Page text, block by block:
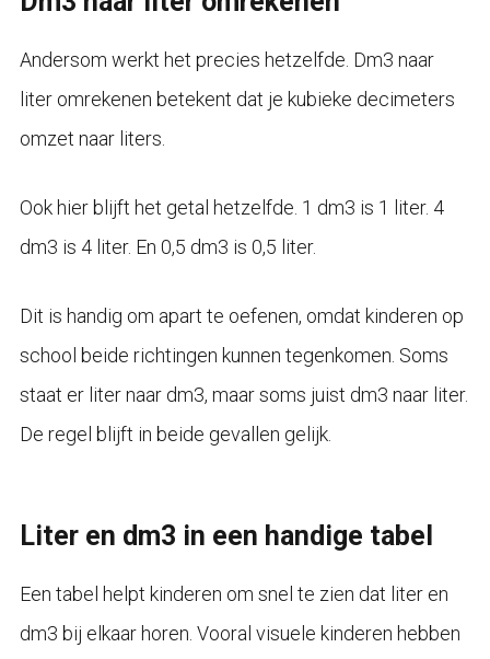
Andersom werkt het precies hetzelfde. Dm3 naar
liter omrekenen betekent dat je kubieke decimeters
omzet naar liters.
Ook hier blijft het getal hetzelfde. 1 dm3 is 1 liter. 4
dm3 is 4 liter. En 0,5 dm3 is 0,5 liter.
Dit is handig om apart te oefenen, omdat kinderen op
school beide richtingen kunnen tegenkomen. Soms
staat er liter naar dm3, maar soms juist dm3 naar liter.
De regel blijft in beide gevallen gelijk.
Liter en dm3 in een handige tabel
Een tabel helpt kinderen om snel te zien dat liter en
dm3 bij elkaar horen. Vooral visuele kinderen hebben